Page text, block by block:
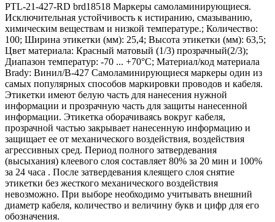
PTL-21-427-RD brd18518 Маркеры самоламинирующиеся.
Исключительная устойчивость к истиранию, смазыванию,
химическим веществам и низкой температуре.; Количество:
100; Ширина этикетки (мм): 25,4; Высота этикетки (мм): 63,5;
Цвет материала: Красный матовый (1/3) прозрачный(2/3);
Диапазон температур: -70 ... +70°С; Материал/код материала
Brady: Винил/В-427 Самоламинирующиеся маркеры один из
самых популярных способов маркировки проводов и кабеля.
Этикетки имеют белую часть для нанесения нужной
информации и прозрачную часть для защиты нанесенной
информации. Этикетка оборачиваясь вокруг кабеля,
прозрачной частью закрывает нанесенную информацию и
защищает ее от механического воздействия, воздействия
агрессивных сред. Период полного затвердевания
(высыхания) клеевого слоя составляет 80% за 20 мин и 100%
за 24 часа . После затвердевания клеящего слоя снятие
этикетки без жесткого механического воздействия
невозможно. При выборе необходимо учитывать внешний
диаметр кабеля, количество и величину букв и цифр для его
обозначения.